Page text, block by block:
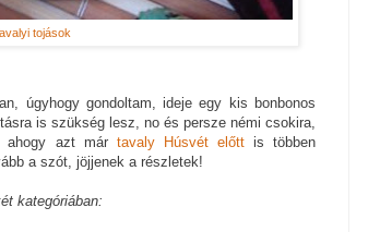
tojások
úgyhogy gondoltam, ideje egy kis bonbonos
is szükség lesz, no és persze némi csokira,
ahogy azt már tavaly Húsvét előttis többen
a szót, jöjjenek a részletek!
kategóriában: